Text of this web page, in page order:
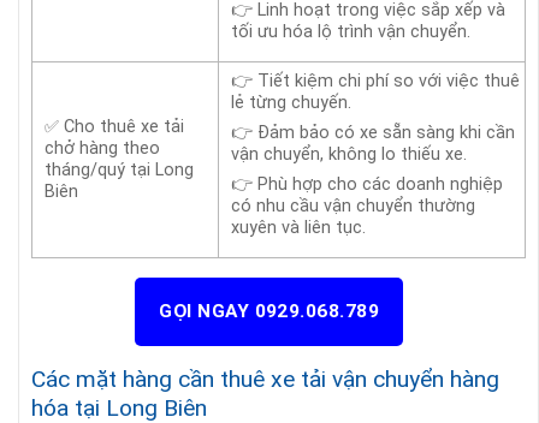
👉 Linh hoạt trong việc sắp xếp và
tối ưu hóa lộ trình vận chuyển.
✅ Cho thuê xe tải
chở hàng theo
tháng/quý tại Long
Biên
👉 Tiết kiệm chi phí so với việc thuê
lẻ từng chuyến.
👉 Đảm bảo có xe sẵn sàng khi cần
vận chuyển, không lo thiếu xe.
👉 Phù hợp cho các doanh nghiệp
có nhu cầu vận chuyển thường
xuyên và liên tục.
GỌI NGAY 0929.068.789
Các mặt hàng cần thuê xe tải vận chuyển hàng
hóa tại Long Biên